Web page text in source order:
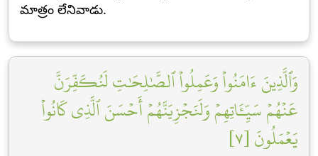
మాత్రం లేనివాడు.
وَٱلَّذِينَ ءَامَنُواْ وَعَمِلُواْ ٱلصَّٰلِحَٰتِ لَنُكَفِّرَنَّ
عَنۡهُمۡ سَيِّـَٔاتِهِمۡ وَلَنَجۡزِيَنَّهُمۡ أَحۡسَنَ ٱلَّذِي كَانُواْ
يَعۡمَلُونَ [٧]